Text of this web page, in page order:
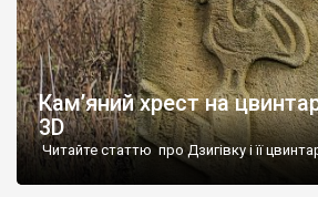
Кам’яний хрест на
3D
Читайте статтю про Дзигівку і її